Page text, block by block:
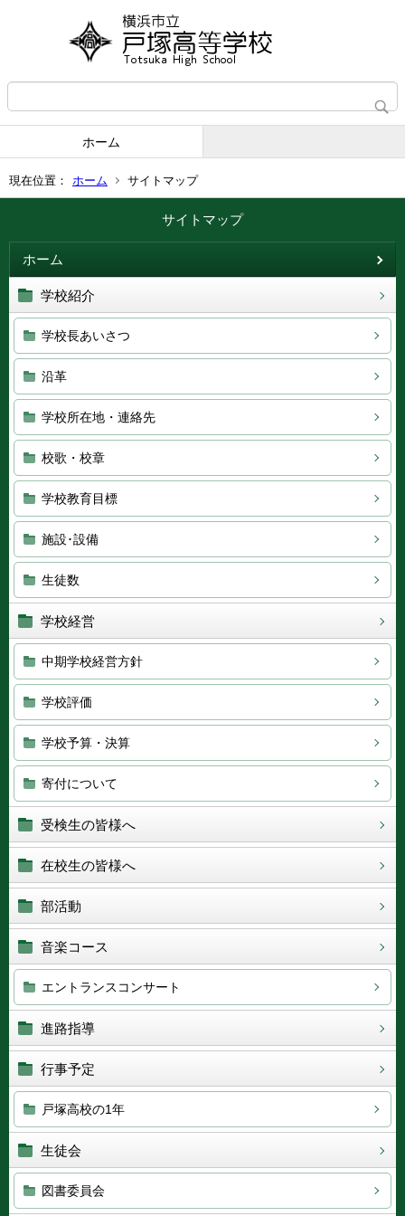
ホーム
現在位置： ホーム サイトマップ
サイトマップ
ホーム
学校紹介
学校長あいさつ
沿革
学校所在地・連絡先
校歌・校章
学校教育目標
施設･設備
生徒数
学校経営
中期学校経営方針
学校評価
学校予算・決算
寄付について
受検生の皆様へ
在校生の皆様へ
部活動
音楽コース
エントランスコンサート
進路指導
行事予定
戸塚高校の1年
生徒会
図書委員会